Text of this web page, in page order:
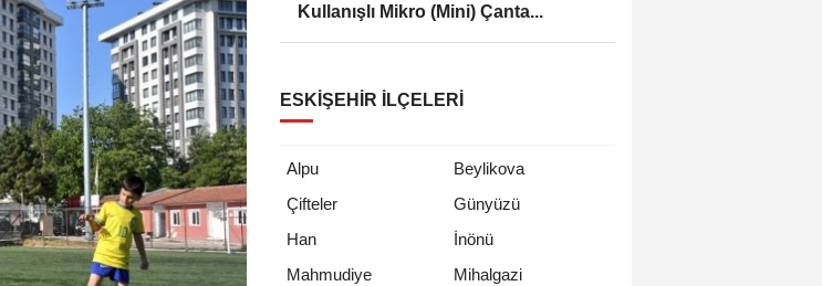
Kullanışlı Mikro (Mini) Çanta...
ESKIŞEHIR İLÇELERI
Alpu
Beylikova
Çifteler
Günyüzü
Han
İnönü
Mahmudiye
Mihalgazi